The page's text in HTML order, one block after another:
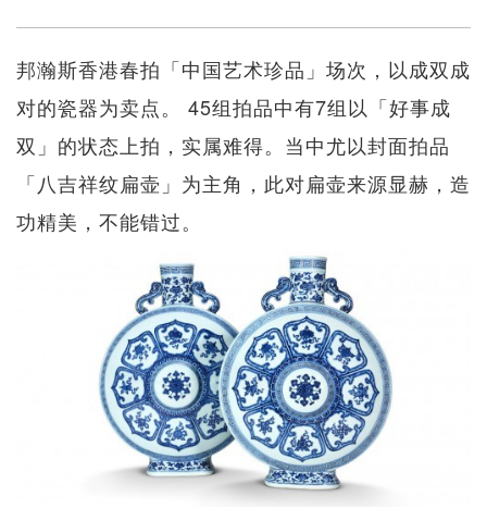
邦瀚斯香港春拍「中国艺术珍品」场次，以成双成
对的瓷器为卖点。 45组拍品中有7组以「好事成
双」的状态上拍，实属难得。当中尤以封面拍品
「八吉祥纹扁壶」为主角，此对扁壶来源显赫，造
功精美，不能错过。